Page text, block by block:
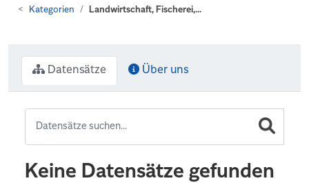
Kategorien Landwirtschaft, Fischerei,...
Datensätze Über uns
Keine Datensätze gefunden